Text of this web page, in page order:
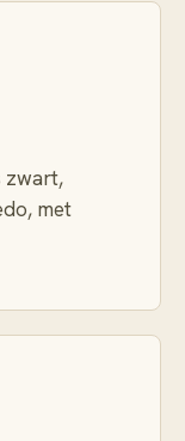
zwart,
met